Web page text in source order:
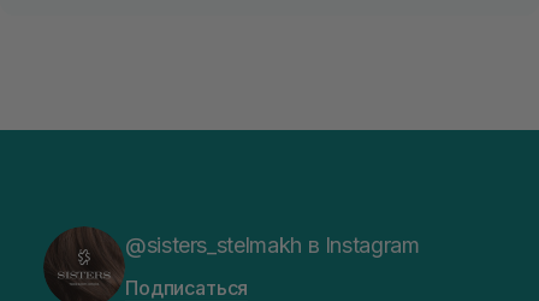
@sisters_stelmakh в Instagram
Подписаться